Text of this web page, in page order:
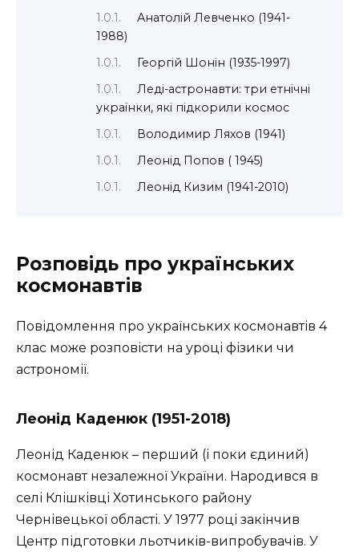
Анатолій Левченко (1941-
1988)
Георгій Шонін (1935-1997)
Леді-астронавти: три етнічні
українки, які підкорили космос
Володимир Ляхов (1941)
Леонід Попов ( 1945)
Леонід Кизим (1941-2010)
Розповідь про українських
космонавтів
Повідомлення про українських космонавтів 4
клас може розповісти на уроці фізики чи
астрономії.
Леонід Каденюк (1951-2018)
Леонід Каденюк – перший (і поки єдиний)
космонавт незалежної України. Народився в
селі Клішківці Хотинського району
Чернівецької області. У 1977 році закінчив
Центр підготовки льотчиків-випробувачів. У